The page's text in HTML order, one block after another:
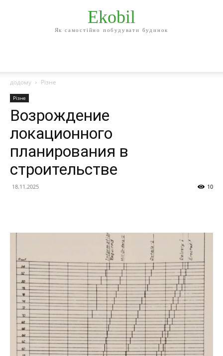
Ekobil
Як самостійно побудувати будинок
додому Різне
Різне
Возрождение
локационного
планирования в
строительстве
18.11.2025 10